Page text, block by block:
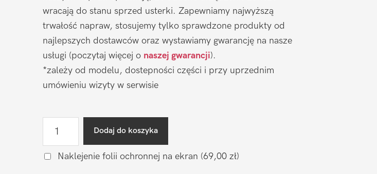
wracają do stanu sprzed usterki. Zapewniamy najwyższą
trwałość napraw, stosujemy tylko sprawdzone produkty od
najlepszych dostawców oraz wystawiamy gwarancję na nasze
usługi (poczytaj więcej o naszej gwarancji).
*zależy od modelu, dostepności części i przy uprzednim
umówieniu wizyty w serwisie
głośnika
Dodaj do koszyka
Naklejenie folii ochronnej na ekran (69,00 zł)